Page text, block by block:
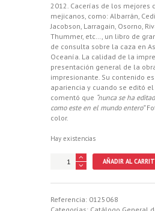
2012. Cacerías de los mejores
mejicanos, como: Albarrán,
Jacobson, Larragain, Osorno,
Thummer, etc…, un libro de
de consulta sobre la caza en
Oceanía. La calidad de la
presentación general de la
impresionante. Su contenido
apariencia y cuando se editó
comentó que “nunca se ha
como este en el mundo entero”
color.
Hay existencias
CAZADORES
MEXICANOS
MUNDO.
ASIA,
AÑADIR AL
Referencia: 0125068